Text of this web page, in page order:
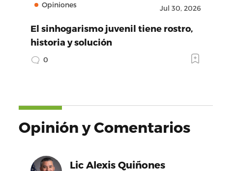
Opiniones Jul 30, 2026
El sinhogarismo juvenil tiene rostro,
historia y solución
0
Opinión y Comentarios
Lic Alexis Quiñones